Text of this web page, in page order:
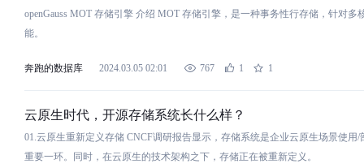
openGauss MOT 存储引擎 介绍 MOT 存储引擎，是一种事务性行存储 ，针对多
能。
奔跑的数据库 2024.03.05 02:01 767 1 1
云原生时代，开源存储系统长什么样？
01.云原生重新定义存储 CNCF调研报告显示， 存储系统是企业云原生场景使用/
重要一环。同时，在云原生的技术架构之下， 存储正在被重新定义。